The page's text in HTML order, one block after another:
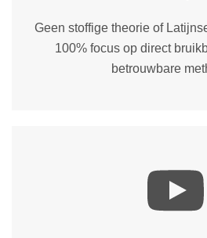
Geen stoffige theorie of
100% focusop direct
betrouwbare